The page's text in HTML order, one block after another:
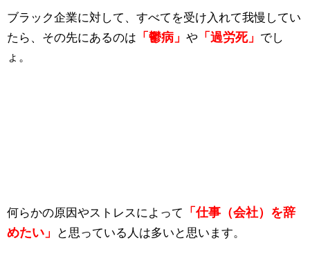
ブラック企業に対して、すべてを受け入れて我慢してい
たら、その先にあるのは 「鬱病」 や 「過労死」 でし
ょ。
何らかの原因やストレスによって
「仕事（会社）を辞
めたい」
と思っている人は多いと思います。